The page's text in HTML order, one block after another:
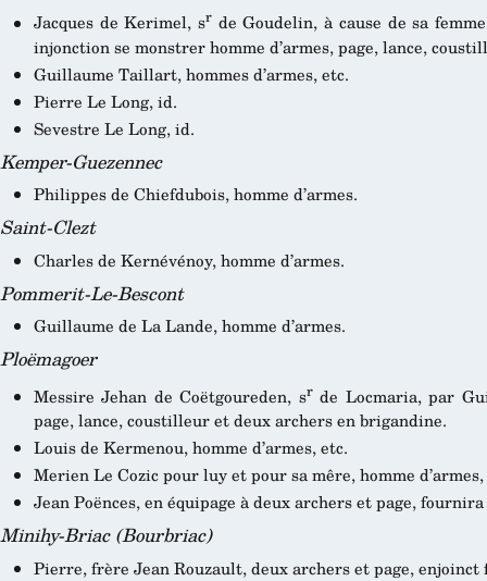
Jacques de Kerimel, srde Goudelin, à cause de sa
injonction se monstrer homme d’armes, page, lance,
Guillaume Taillart, hommes d’armes, etc.
Pierre Le Long, id.
Sevestre Le Long, id.
Kemper-Guezennec
Philippes de Chiefdubois, homme d’armes.
Saint-Clezt
Charles de Kernévénoy, homme d’armes.
Pommerit-Le-Bescont
Guillaume de La Lande, homme d’armes.
Ploëmagoer
Messire Jehan de Coëtgoureden, srde Locmaria, par
page, lance, coustilleur et deux archers en brigandine.
Louis de Kermenou, homme d’armes, etc.
Merien Le Cozic pour luy et pour sa mêre, homme
Jean Poënces, en équipage à deux archers et page, fournira
Minihy-Briac (Bourbriac)
Pierre, frère Jean Rouzault, deux archers et page, enjoinct